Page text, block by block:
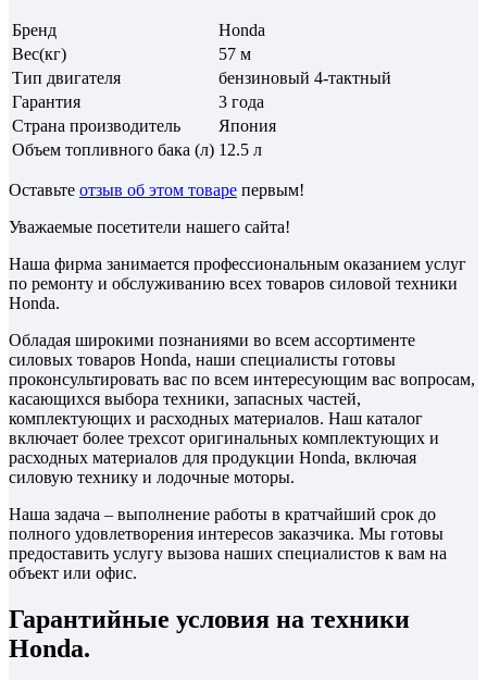
Бренд
Honda
Вес(кг)
57 м
Тип двигателя
бензиновый 4-тактный
Гарантия
3 года
Страна производитель
Япония
Объем топливного бака (л) 12.5 л
Оставьте отзыв об этом товаре первым!
Уважаемые посетители нашего сайта!
Наша фирма занимается профессиональным оказанием услуг
по ремонту и обслуживанию всех товаров силовой техники
Honda.
Обладая широкими познаниями во всем ассортименте
силовых товаров Honda, наши специалисты готовы
проконсультировать вас по всем интересующим вас вопросам,
касающихся выбора техники, запасных частей,
комплектующих и расходных материалов. Наш каталог
включает более трехсот оригинальных комплектующих и
расходных материалов для продукции Honda, включая
силовую технику и лодочные моторы.
Наша задача – выполнение работы в кратчайший срок до
полного удовлетворения интересов заказчика. Мы готовы
предоставить услугу вызова наших специалистов к вам на
объект или офис.
Гарантийные условия на техники
Honda.